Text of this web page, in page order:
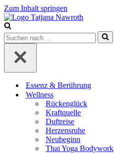
Zum Inhalt springen
Suchen
nach …
Essenz & Berührung
Wellness
Rückenglück
Kraftquelle
Duftreise
Herzensruhe
Neubeginn
Thai Yoga Bodywork